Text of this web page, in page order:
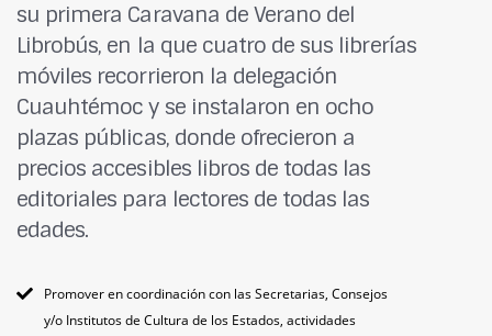
su primera Caravana de Verano del
Librobús, en la que cuatro de sus librerías
móviles recorrieron la delegación
Cuauhtémoc y se instalaron en ocho
plazas públicas, donde ofrecieron a
precios accesibles libros de todas las
editoriales para lectores de todas las
edades.
Promover en coordinación con las Secretarias, Consejos
y/o Institutos de Cultura de los Estados, actividades